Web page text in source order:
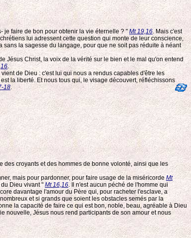
je faire de bon pour obtenir la vie éternelle ? " Mt 19,16 . Mais c'est
lui adressent cette question qui monte de leur conscience,
la sagesse du langage, pour que ne soit pas réduite à néant
Jésus Christ, la voix de la vérité sur le bien et le mal qu'on entend
.
de Dieu : c'est lui qui nous a rendus capables d'être les
la liberté. Et nous tous qui, le visage découvert, réfléchissons
18.
croyants et des hommes de bonne volonté, ainsi que les
mais pour pardonner, pour faire usage de la miséricorde Mt
Dieu vivant " Mt 16,16 . Il n'est aucun péché de l'homme qui
davantage l'amour du Père qui, pour racheter l'esclave, a
et si grands que soient les obstacles semés par la
la capacité de faire ce qui est bon, noble, beau, agréable à Dieu
nouvelle, Jésus nous rend participants de son amour et nous